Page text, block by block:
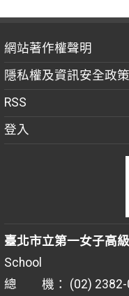
網站著作權聲明
隱私權及資訊安全政策
RSS
登入
臺北市立第一女子高
School
總 機： (02)